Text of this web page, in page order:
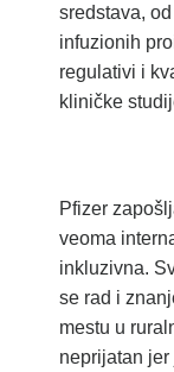
sredstava,
infuzionih
regulativi i
kliničke
Pfizer
veoma
inkluzivna.
se rad i
mestu u
neprijatan